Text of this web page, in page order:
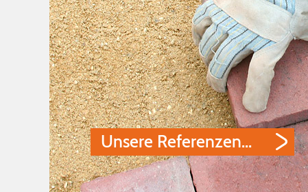
Unsere Referenzen...